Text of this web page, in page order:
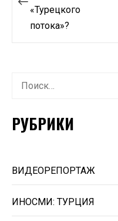
записям
«Турецкого
потока»?
Найти:
РУБРИКИ
ВИДЕОРЕПОРТАЖ
ИНОСМИ: ТУРЦИЯ